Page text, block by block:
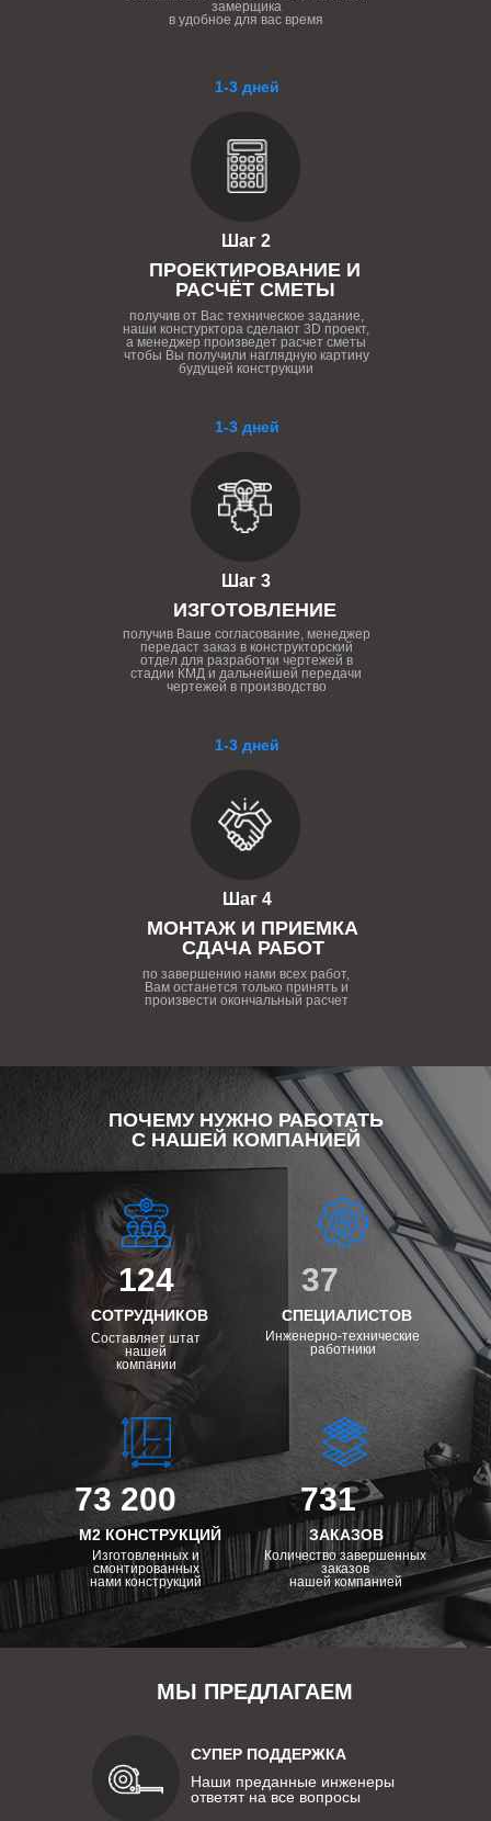
1-3 дней
Шаг 4
МОНТАЖ И ПРИЕМКА
СДАЧА РАБОТ
по завершению нами всех работ,
Вам останется только принять и
произвести окончальный расчет
1-3 дней
Шаг 3
ИЗГОТОВЛЕНИЕ
получив Ваше согласование, менеджер
передаст заказ в конструкторский
отдел для разработки чертежей в
стадии КМД и дальнейшей передачи
чертежей в производство
1-3 дней
Шаг 2
ПРОЕКТИРОВАНИЕ И
РАСЧЁТ СМЕТЫ
получив от Вас техническое задание,
наши констурктора сделают 3D проект,
а менеджер произведет расчет сметы
чтобы Вы получили наглядную картину
будущей конструкции
замерщика
в удобное для вас время
ПОЧЕМУ НУЖНО РАБОТАТЬ
С НАШЕЙ КОМПАНИЕЙ
124
СОТРУДНИКОВ
Составляет штат
нашей
компании
73 200
М2 КОНСТРУКЦИЙ
Изготовленных и
смонтированных
нами конструкций
731
ЗАКАЗОВ
Количество завершенных
заказов
нашей компанией
37
СПЕЦИАЛИСТОВ
Инженерно-технические
работники
МЫ ПРЕДЛАГАЕМ
СУПЕР ПОДДЕРЖКА
Наши преданные инженеры
ответят на все вопросы